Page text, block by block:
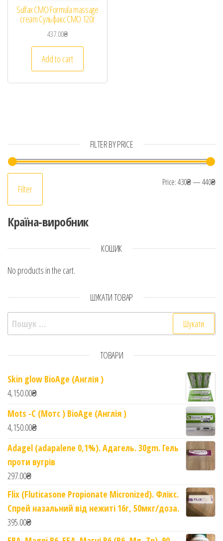
Sulfax CMO Formula massage
cream Сульфакс СМО 120г
437.00₴
Add to cart
FILTER BY PRICE
Filter
Price:430₴—440₴
Країна-виробник
КОШИК
No products in the cart.
ШУКАТИ ТОВАР
Пошук:
ТОВАРИ
Skin glow BioAge (Англія )
4,150.00₴
Mots -C (Мотс ) BioAge (Англія )
4,150.00₴
Adagel (adapalene 0,1%). Адагель. 30gm. Гель
проти вугрів
297.00₴
Flix (Fluticasone Propionate Micronized). Флікс.
Спрей назальний від нежиті 16г, 50мкг/доза.
395.00₴